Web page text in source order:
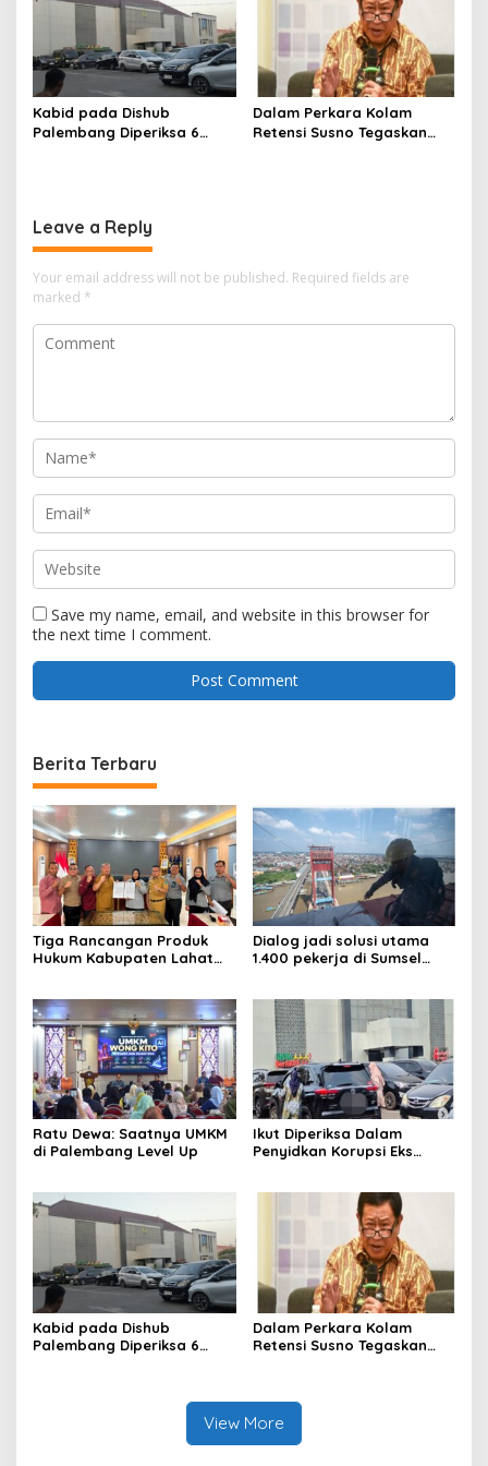
Kabid pada Dishub
Palembang Diperiksa 6
Dalam Perkara Kolam
Retensi Susno Tegaskan
Leave a Reply
Your email address will not be published. Required fields are
marked *
Save my name, email, and website in this browser for
the next time I comment.
Berita Terbaru
Tiga Rancangan Produk
Hukum Kabupaten Lahat
Dialog jadi solusi utama
1.400 pekerja di Sumsel
Ratu Dewa: Saatnya UMKM
di Palembang Level Up
Ikut Diperiksa Dalam
Penyidkan Korupsi Eks
Kabid pada Dishub
Palembang Diperiksa 6
Dalam Perkara Kolam
Retensi Susno Tegaskan
View More